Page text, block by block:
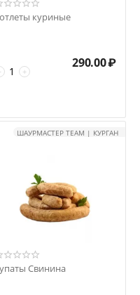
куриные
+
290.00₽
ШАУРМАСТЕР TEAM | КУРГАН
Свинина